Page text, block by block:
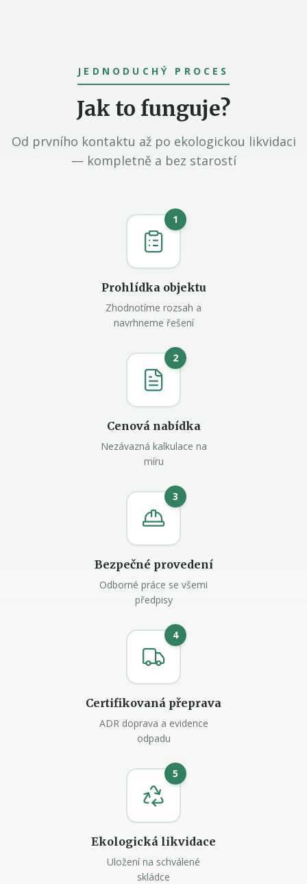
JEDNODUCHÝ PROCES
Jak to funguje?
Od prvního kontaktu až po ekologickou likvidaci
— kompletně a bez starostí
1
Prohlídka objektu
Zhodnotíme rozsah a
navrhneme řešení
2
Cenová nabídka
Nezávazná kalkulace na
míru
3
Bezpečné provedení
Odborné práce se všemi
předpisy
4
Certifikovaná přeprava
ADR doprava a evidence
odpadu
5
Ekologická likvidace
Uložení na schválené
skládce